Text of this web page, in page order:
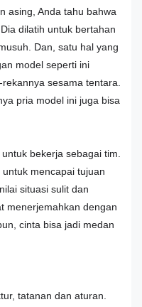
asing, Anda tahu bahwa
dilatih untuk bertahan
Dan, satu hal yang
model seperti ini
sesama tentara.
pria model ini juga bisa
bekerja sebagai tim.
mencapai tujuan
situasi sulit dan
menerjemahkan dengan
cinta bisa jadi medan
tatanan dan aturan.